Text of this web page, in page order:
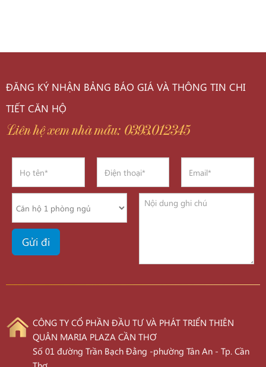
ĐĂNG KÝ NHẬN BẢNG BÁO GIÁ VÀ THÔNG TIN CHI
TIẾT CĂN HỘ
Liên hệ xem nhà mẫu: 0393.012345
CÔNG TY CỔ PHẦN ĐẦU TƯ VÀ PHÁT TRIỂN THIÊN
QUÂN MARIA PLAZA CẦN THƠ
Số 01 đường Trần Bạch Đằng -phường Tân An - Tp. Cần